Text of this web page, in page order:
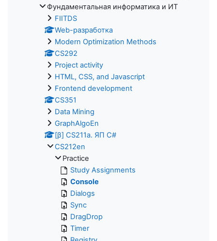
Фундаментальная информатика и ИТ
FIITDS
Web-разработка
Modern Optimization Methods
CS292
Project activity
HTML, CSS, and Javascript
Frontend development
CS351
Data Mining
GraphAlgoEn
[β] CS211a. ЯП С#
CS212en
Practice
Study Assignments
Console
Dialogs
Sync
DragDrop
Timer